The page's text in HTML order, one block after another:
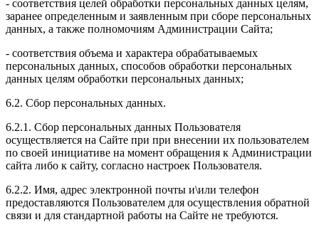
- соответствия целей обработки персональных данных целям,
заранее определенным и заявленным при сборе персональных
данных, а также полномочиям Администрации Сайта;
- соответствия объема и характера обрабатываемых
персональных данных, способов обработки персональных
данных целям обработки персональных данных;
6.2. Сбор персональных данных.
6.2.1. Сбор персональных данных Пользователя
осуществляется на Сайте при при внесении их пользователем
по своей инициативе на момент обращения к Администрации
сайта либо к сайту, согласно настроек Пользователя.
6.2.2. Имя, адрес электронной почты и\или телефон
предоставляются Пользователем для осуществления обратной
связи и для стандартной работы на Сайте не требуются.